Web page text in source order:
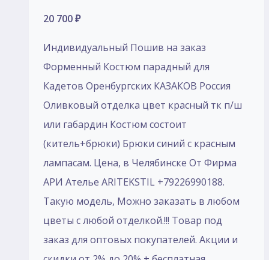
20 700₽
Индивидуальный Пошив на заказ
Форменный Костюм парадный для
Кадетов Оренбургских КАЗАКОВ Россия
Оливковый отделка цвет красный тк п/ш
или габардин Костюм состоит
(китель+брюки) Брюки синий с красным
лампасам. Цена, в Челябинске От Фирма
АРИ Ателье ARITEKSTIL +79226990188.
Такую модель, Mожно заказать в любом
цветы с любой отделкой.!!! Товар под
заказ для оптовых покупателей. Акции и